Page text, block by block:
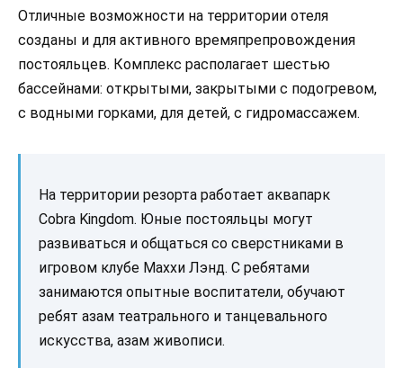
Отличные возможности на территории отеля
созданы и для активного времяпрепровождения
постояльцев. Комплекс располагает шестью
бассейнами: открытыми, закрытыми с подогревом,
с водными горками, для детей, с гидромассажем.
На территории резорта работает аквапарк
Cobra Kingdom. Юные постояльцы могут
развиваться и общаться со сверстниками в
игровом клубе Маххи Лэнд. С ребятами
занимаются опытные воспитатели, обучают
ребят азам театрального и танцевального
искусства, азам живописи.